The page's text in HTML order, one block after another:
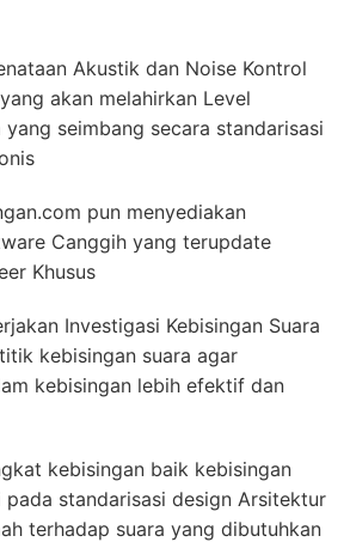
Akustik dan Noise Kontrol
akan melahirkan Level
yang seimbang secara standarisasi
pun menyediakan
Canggih yang terupdate
Khusus
Investigasi Kebisingan Suara
kebisingan suara agar
kebisingan lebih efektif dan
kebisingan baik kebisingan
pada standarisasi design Arsitektur
terhadap suara yang dibutuhkan